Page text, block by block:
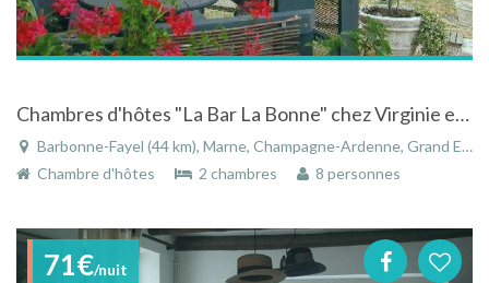
Chambres d'hôtes "La Bar La Bonne" chez Virginie et David Viticulteurs
Barbonne-Fayel (44 km), Marne, Champagne-Ardenne, Grand Est, France
Chambre d'hôtes
2 chambres 8 personnes
71€/nuit